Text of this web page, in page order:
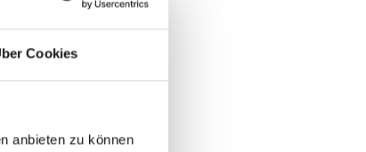
Cookies
anbieten zu können